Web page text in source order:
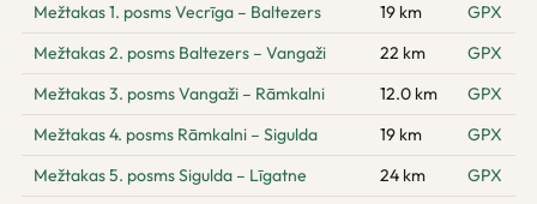
Mežtakas 1. posms Vecrīga – Baltezers 19 km
GPX
Mežtakas 2. posms Baltezers – Vangaži
22 km
GPX
Mežtakas 3. posms Vangaži – Rāmkalni
12.0 km
GPX
Mežtakas 4. posms Rāmkalni – Sigulda
19 km
GPX
Mežtakas 5. posms Sigulda – Līgatne
24 km
GPX